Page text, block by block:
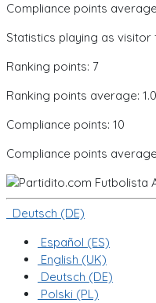
Compliance points
Statistics playing as visitor
Ranking points: 7
Ranking points average:
Compliance points: 10
Compliance points
Deutsch (DE)
Español (ES)
English (UK)
Deutsch (DE)
Polski (PL)